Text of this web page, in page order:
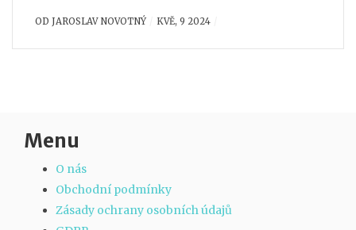
preventivní techniky můžete použít, aby vaše děti
OD JAROSLAV NOVOTNÝ KVĚ, 9 2024
Menu
O nás
Obchodní podmínky
Zásady ochrany osobních údajů